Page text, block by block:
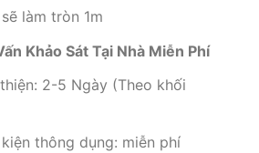
làm tròn 1m
Khảo Sát Tại Nhà Miễn Phí
2-5 Ngày (Theo khối
thông dụng: miễn phí